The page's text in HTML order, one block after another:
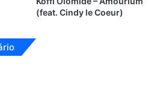
(feat. Cindy le Coeur)